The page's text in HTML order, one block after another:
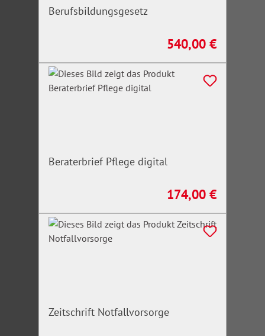
Berufsbildungsgesetz
Regulärer Preis:
540,00 €
Beraterbrief Pflege digital
Regulärer Preis:
174,00 €
Zeitschrift Notfallvorsorge